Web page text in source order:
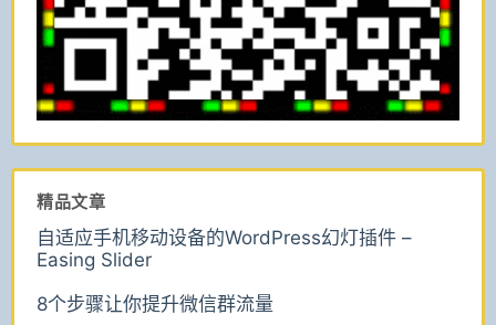
精品文章
自适应手机移动设备的WordPress幻灯插件 –
Easing Slider
8个步骤让你提升微信群流量